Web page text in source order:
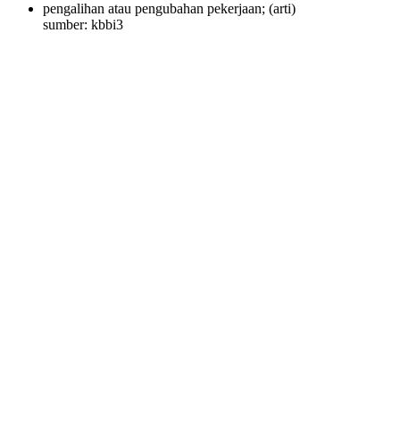
pengalihan atau pengubahan pekerjaan; (arti)
sumber: kbbi3